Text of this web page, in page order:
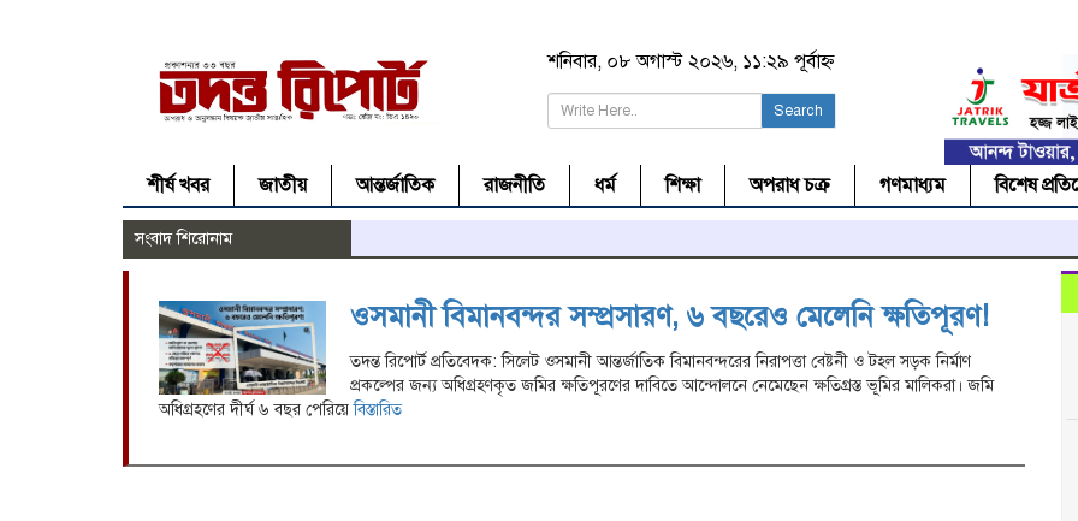
শনিবার, ০৮ অগাস্ট ২০২৬, ১১:২৯ পূর্বাহ্ন
Search
শীর্ষ খবর জাতীয় আন্তর্জাতিক রাজনীতি ধর্ম শিক্ষা অপরাধ চক্র গণমাধ্যম বিশেষ
সংবাদ শিরোনাম
ওসমানী বিমানবন্দর সম্প্রসারণ, ৬ বছরেও মেলেনি ক্ষতিপূরণ!
তদন্ত রিপোর্ট প্রতিবেদক: সিলেট ওসমানী আন্তর্জাতিক বিমানবন্দরের নিরাপত্তা বেষ্টনী ও টহল সড়ক নির্মাণ
প্রকল্পের জন্য অধিগ্রহণকৃত জমির ক্ষতিপূরণের দাবিতে আন্দোলনে নেমেছেন ক্ষতিগ্রস্ত ভূমির মালিকরা। জমি
অধিগ্রহণের দীর্ঘ ৬ বছর পেরিয়েবিস্তারিত